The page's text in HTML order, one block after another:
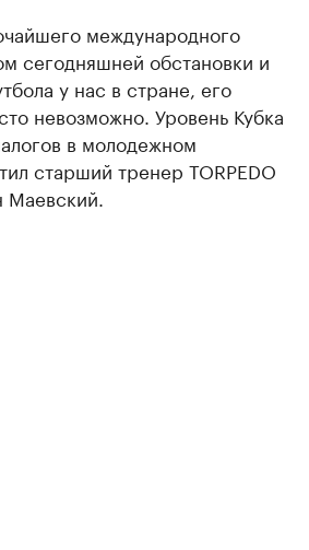
международного
сегодняшней обстановки и
у нас в стране, его
невозможно. Уровень Кубка
в молодежном
старший тренер TORPEDO
Маевский.